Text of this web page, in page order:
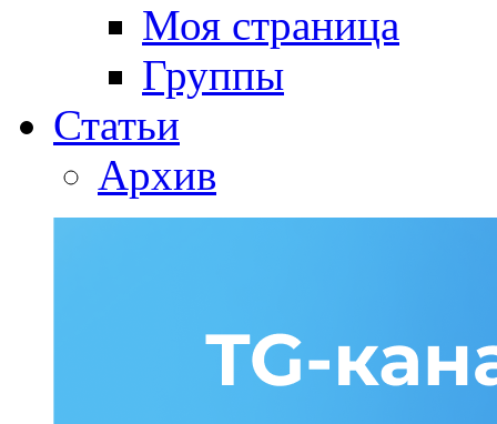
Моя страница
Группы
Статьи
Архив